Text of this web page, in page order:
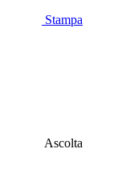
Stampa
Ascolta